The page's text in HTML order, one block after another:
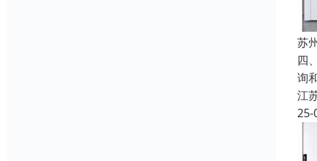
苏
四
询
江
25-